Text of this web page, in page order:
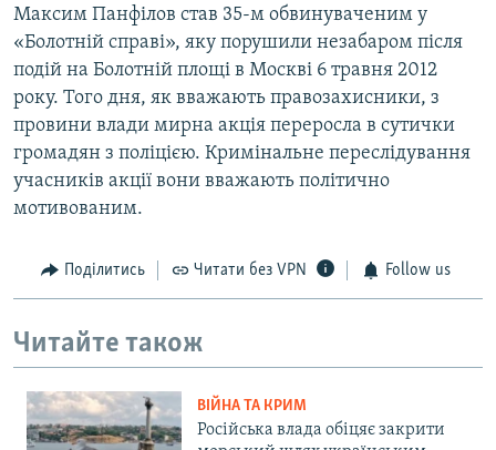
Максим Панфілов став 35-м обвинуваченим у
«Болотній справі», яку порушили незабаром після
подій на Болотній площі в Москві 6 травня 2012
року. Того дня, як вважають правозахисники, з
провини влади мирна акція переросла в сутички
громадян з поліцією. Кримінальне переслідування
учасників акції вони вважають політично
мотивованим.
Поділитись Читати без VPN Follow us
Читайте також
ВІЙНА ТА КРИМ
Російська влада обіцяє закрити